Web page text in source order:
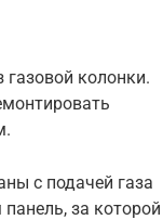
колонки.
с подачей газа
за которой